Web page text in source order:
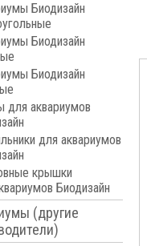
Биодизайн
Биодизайн
Биодизайн
для аквариумов
для аквариумов
крышки
Биодизайн
(другие